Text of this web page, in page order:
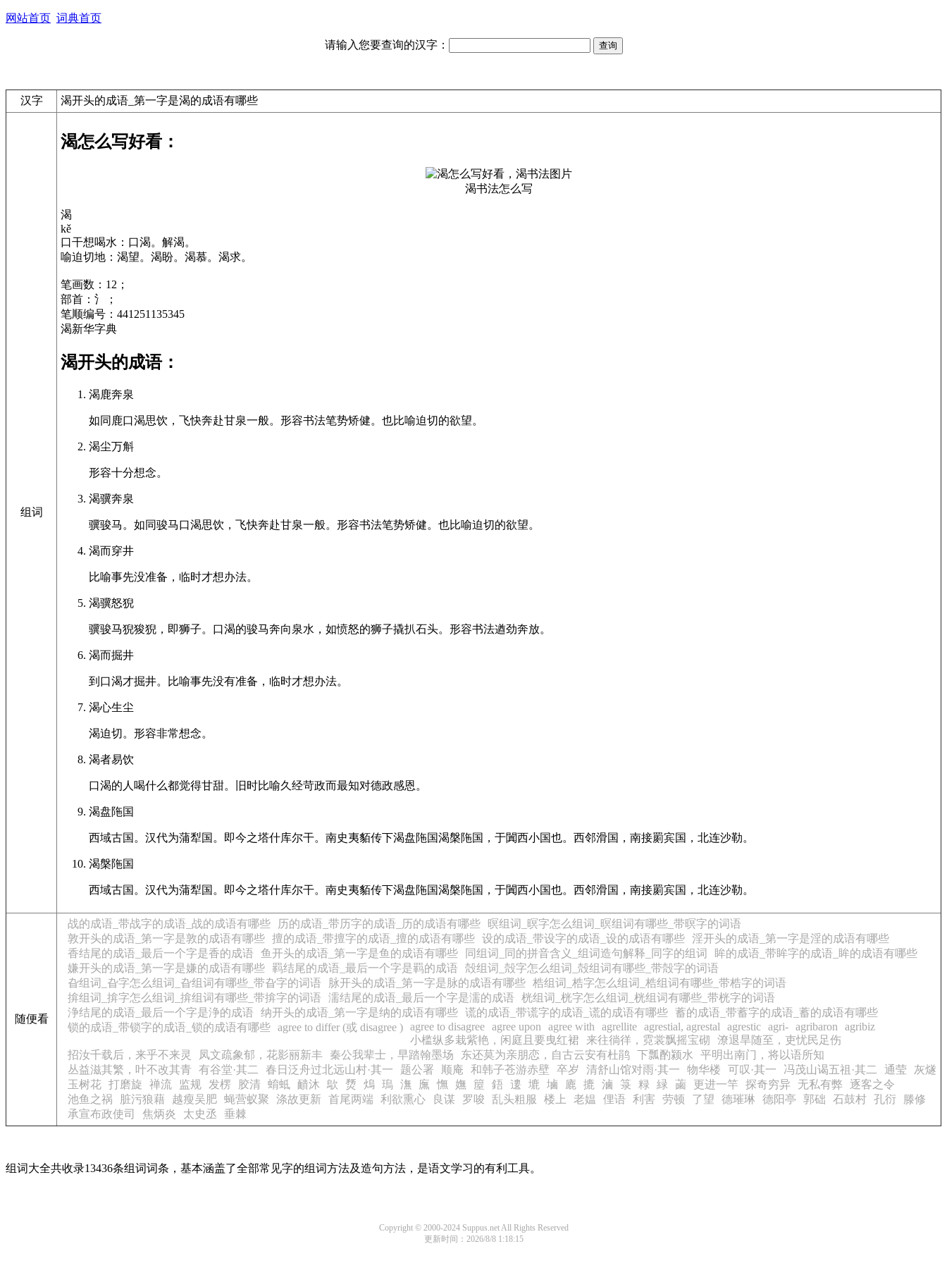
网站首页 词典首页
请输入您要查询的汉字：
汉字 渴开头的成语_第一字是渴的成语有哪些
组词
渴怎么写好看：
渴书法怎么写
渴
kě
口干想喝水：口渴。解渴。
喻迫切地：渴望。渴盼。渴慕。渴求。
笔画数：12；
部首：氵；
笔顺编号：441251135345
渴新华字典
渴开头的成语：
渴鹿奔泉
如同鹿口渴思饮，飞快奔赴甘泉一般。形容书法笔势矫健。也比喻迫切的欲望。
渴尘万斛
形容十分想念。
渴骥奔泉
骥骏马。如同骏马口渴思饮，飞快奔赴甘泉一般。形容书法笔势矫健。也比喻迫切的欲望。
渴而穿井
比喻事先没准备，临时才想办法。
渴骥怒猊
骥骏马猊狻猊，即狮子。口渴的骏马奔向泉水，如愤怒的狮子撬扒石头。形容书法遒劲奔放。
渴而掘井
到口渴才掘井。比喻事先没有准备，临时才想办法。
渴心生尘
渴迫切。形容非常想念。
渴者易饮
口渴的人喝什么都觉得甘甜。旧时比喻久经苛政而最知对德政感恩。
渴盘陁国
西域古国。汉代为蒲犁国。即今之塔什库尔干。南史夷貊传下渴盘陁国渴槃陁国，于闐西小国也。西邻滑国，南接罽宾国，北连沙勒。
渴槃陁国
西域古国。汉代为蒲犁国。即今之塔什库尔干。南史夷貊传下渴盘陁国渴槃陁国，于闐西小国也。西邻滑国，南接罽宾国，北连沙勒。
随便看
战的成语_带战字的成语_战的成语有哪些 历的成语_带历字的成语_历的成语有哪些
暝组词_暝字怎么组词_暝组词有哪些_带暝字的词语
敦开头的成语_第一字是敦的成语有哪些 擅的成语_带擅字的成语_擅的成语有哪些 设的成语_带设字的成语_设的成语有哪些 淫开头的成语_第一字是淫的成语有哪些
香结尾的成语_最后一个字是香的成语
鱼开头的成语_第一字是鱼的成语有哪些 同组词_同的拼音含义_组词造句解释_同字的组词
眸的成语_带眸字的成语_眸的成语有哪些
嫌开头的成语_第一字是嫌的成语有哪些 羁结尾的成语_最后一个字是羁的成语
殻组词_殻字怎么组词_殻组词有哪些_带殻字的词语
旮组词_旮字怎么组词_旮组词有哪些_带旮字的词语
脉开头的成语_第一字是脉的成语有哪些 梏组词_梏字怎么组词_梏组词有哪些_带梏字的词语
揜组词_揜字怎么组词_揜组词有哪些_带揜字的词语
濡结尾的成语_最后一个字是濡的成语
桄组词_桄字怎么组词_桄组词有哪些_带桄字的词语
浄结尾的成语_最后一个字是浄的成语
纳开头的成语_第一字是纳的成语有哪些 谎的成语_带谎字的成语_谎的成语有哪些 蓄的成语_带蓄字的成语_蓄的成语有哪些
锁的成语_带锁字的成语_锁的成语有哪些 agree to differ (或 disagree ) agree to disagree agree upon agree with agrellite agrestial, agrestal agrestic agri- agribaron
agribiz
小槛纵多栽紫艳，闲庭且要曳红裙
来往徜徉，霓裳飘摇宝砌
潦退旱随至，吏忧民足伤
招汝千载后，来乎不来灵
凤文疏象郁，花影丽新丰 秦公我辈士，早踏翰墨场 东还莫为亲朋恋，自古云安有杜鹃 下瓢酌颍水
平明出南门，将以语所知
丛益滋其繁，叶不改其青 有谷堂·其二 春日泛舟过北远山村·其一 题公署 顺庵 和韩子苍游赤壁 卒岁 清舒山馆对雨·其一 物华楼 可叹·其一 冯茂山谒五祖·其二 通莹
灰燧
玉树花 打磨旋 禅流 监规 发楞 胶清 蜟蚳 靧沐 歍 熃 熓 瑦 潕 廡 憮 嫵 箼 鋙 遱 塶 塷 廘 摝 滷 箓 粶 緑 蓾 更进一竿 探奇穷异 无私有弊 逐客之令
池鱼之祸
脏污狼藉 越瘦吴肥 蝇营蚁聚 涤故更新 首尾两端 利欲熏心 良谋 罗唆 乱头粗服 楼上 老媪 俚语 利害 劳顿 了望 德璀琳 德阳亭 郭础 石鼓村 孔衍
滕修
承宣布政使司
焦炳炎 太史丞 垂棘
组词大全共收录13436条组词词条，基本涵盖了全部常见字的组词方法及造句方法，是语文学习的有利工具。
Copyright © 2000-2024 Suppus.net All Rights Reserved
更新时间：2026/8/8 1:18:15